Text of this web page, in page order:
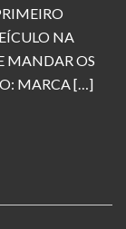
NA
MANDAR OS
MARCA […]